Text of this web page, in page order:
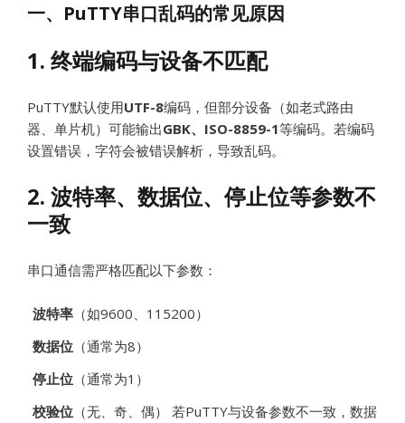
一、PuTTY串口乱码的常见原因
1. 终端编码与设备不匹配
PuTTY默认使用UTF-8编码，但部分设备（如老式路由
器、单片机）可能输出GBK、ISO-8859-1等编码。若编码
设置错误，字符会被错误解析，导致乱码。
2. 波特率、数据位、停止位等参数不
一致
串口通信需严格匹配以下参数：
波特率 （如9600、115200）
数据位 （通常为8）
停止位 （通常为1）
校验位 （无、奇、偶） 若PuTTY与设备参数不一致，数据